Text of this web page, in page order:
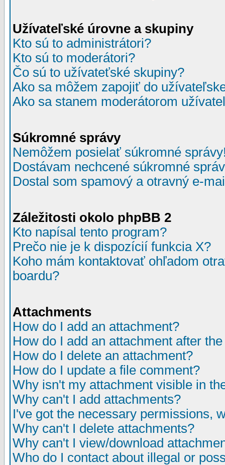
Užívateľské úrovne a skupiny
Kto sú to administrátori?
Kto sú to moderátori?
Čo sú to užívateťské skupiny?
Ako sa môžem zapojiť do
Ako sa stanem moderátorom
Súkromné správy
Nemôžem posielať súkromné
Dostávam nechcené súkromné
Dostal som spamový a otravný e-
Záležitosti okolo phpBB 2
Kto napísal tento program?
Prečo nie je k dispozícií funkcia X?
Koho mám kontaktovať ohľadom
boardu?
Attachments
How do I add an attachment?
How do I add an attachment after
How do I delete an attachment?
How do I update a file comment?
Why isn't my attachment visible in
Why can't I add attachments?
I've got the necessary permissions,
Why can't I delete attachments?
Why can't I view/download
Who do I contact about illegal or